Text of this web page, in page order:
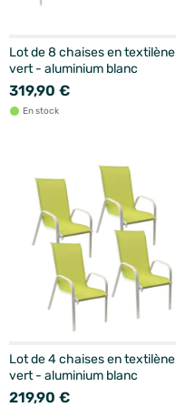
Lot de 8 chaises en textilène
vert - aluminium blanc
319,90 €
En stock
Lot de 4 chaises en textilène
vert - aluminium blanc
219,90 €